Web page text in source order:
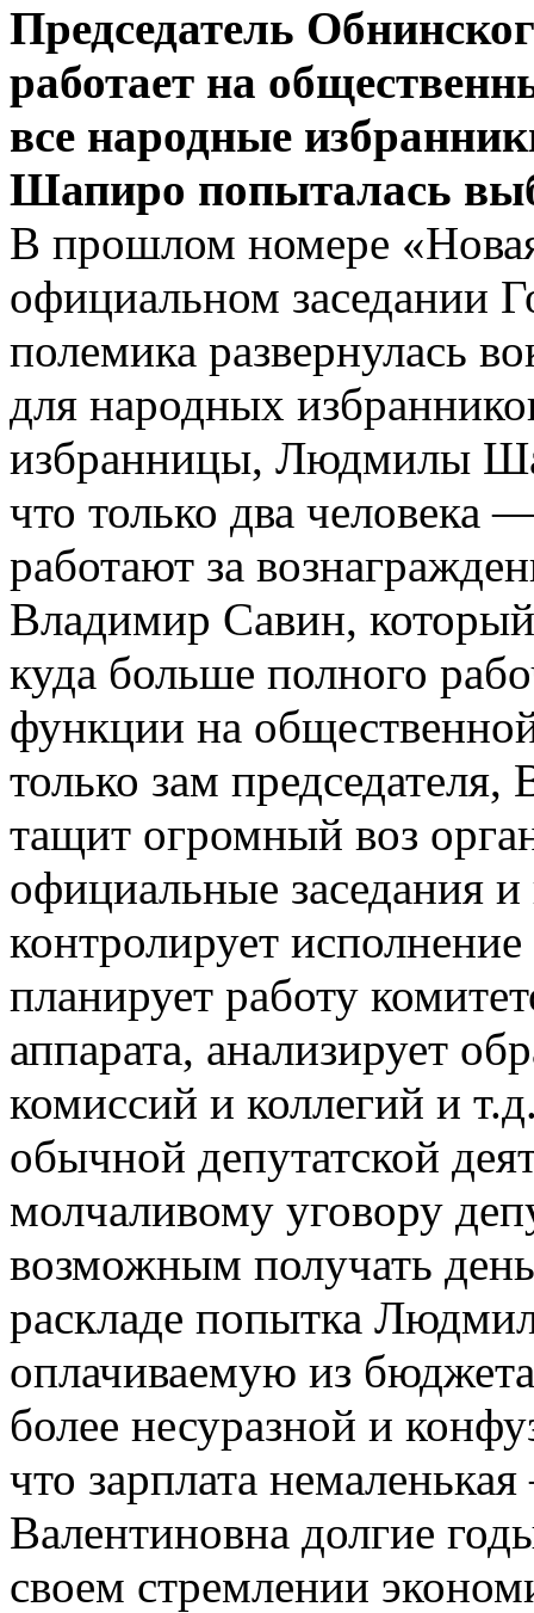
Председатель
работает на
все народные
Шапиро попыталась
В прошлом номере
официальном заседании
полемика развернулась
для народных
избранницы, Людмилы
что только два человека
работают за
Владимир Савин, который
куда больше полного
функции на
только зам
тащит огромный воз
официальные заседания
контролирует
планирует работу
аппарата, анализирует
комиссий и коллегий и
обычной депутатской
молчаливому уговору
возможным получать
раскладе попытка
оплачиваемую из
более несуразной и
что зарплата
Валентиновна долгие
своем стремлении